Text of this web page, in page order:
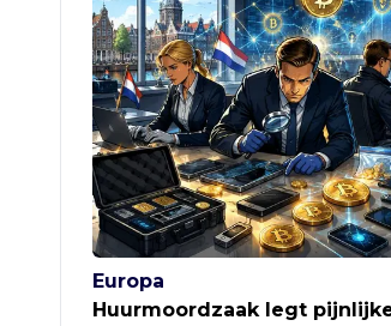
Europa
Huurmoordzaak legt